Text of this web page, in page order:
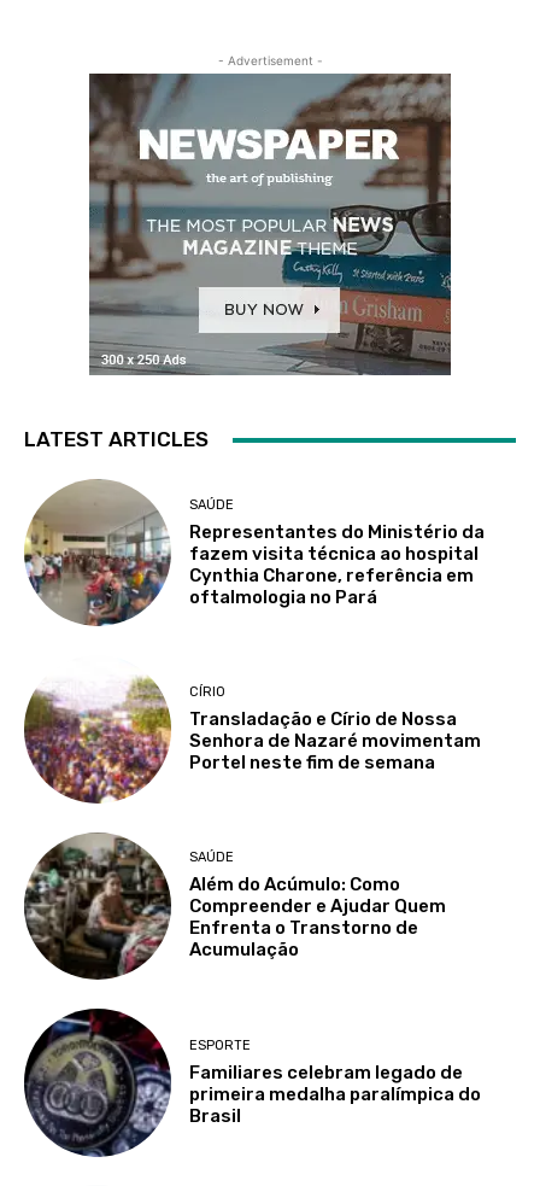
- Advertisement -
LATEST ARTICLES
SAÚDE
Representantes do Ministério da
fazem visita técnica ao hospital
Cynthia Charone, referência em
oftalmologia no Pará
CÍRIO
Transladação e Círio de Nossa
Senhora de Nazaré movimentam
Portel neste fim de semana
SAÚDE
Além do Acúmulo: Como
Compreender e Ajudar Quem
Enfrenta o Transtorno de
Acumulação
ESPORTE
Familiares celebram legado de
primeira medalha paralímpica do
Brasil